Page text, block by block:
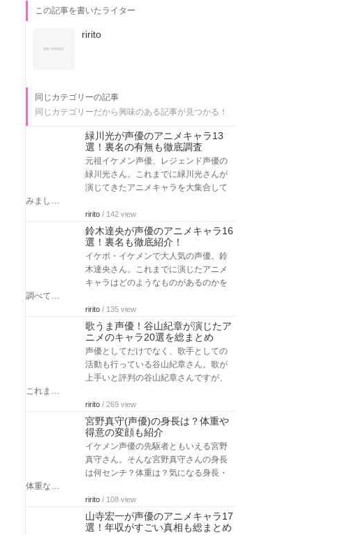
この記事を書いたライター
ririto
同じカテゴリーの記事
同じカテゴリーだから興味のある記事が見つかる！
緑川光が声優のアニメキャラ13
選！裏名の有無も徹底調査
元祖イケメン声優、レジェンド声優の
緑川光さん。これまでに緑川光さんが
演じてきたアニメキャラを大集合して
みまし…
ririto / 142 view
鈴木達央が声優のアニメキャラ16
選！裏名も徹底紹介！
イケボ・イケメンで大人気の声優。鈴
木達央さん。これまでに演じたアニメ
キャラはどのようなものがあるのかを
調べて…
ririto / 135 view
歌うま声優！谷山紀章が演じたア
ニメのキャラ20選を総まとめ
声優としてだけでなく、歌手としての
活動も行っている谷山紀章さん。歌が
上手いと評判の谷山紀章さんですが、
これま…
ririto / 269 view
宮野真守(声優)の身長は？体重や
得意の変顔も紹介
イケメン声優の先駆者ともいえる宮野
真守さん。そんな宮野真守さんの身長
は何センチ？体重は？気になる身長・
体重な…
ririto / 108 view
山寺宏一が声優のアニメキャラ17
選！年収がすごい真相も総まとめ